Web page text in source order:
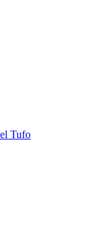
Tufo